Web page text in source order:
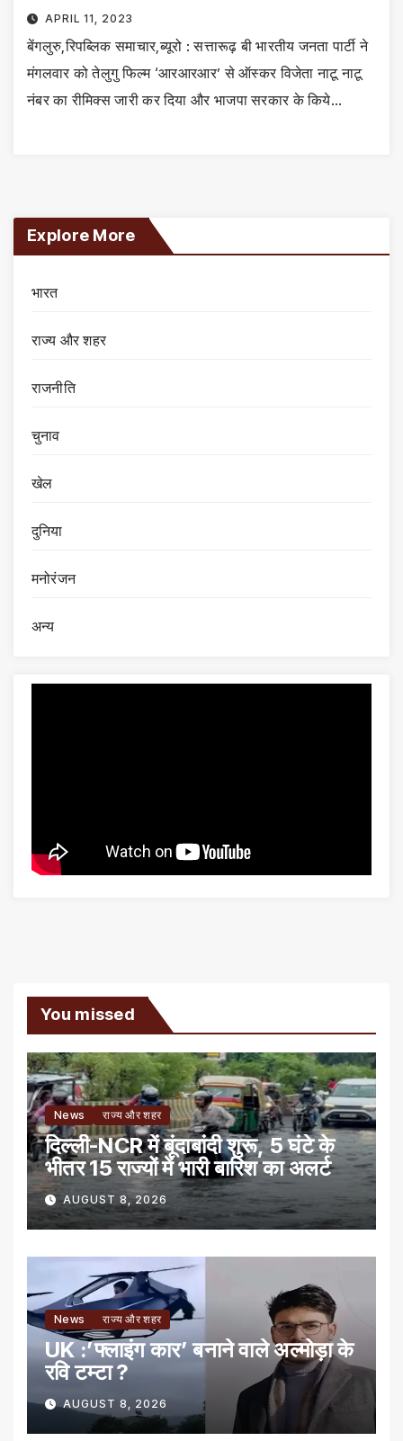
APRIL 11, 2023
बेंगलुरु,रिपब्लिक समाचार,ब्यूरो : सत्तारूढ़ बी भारतीय जनता पार्टी ने
मंगलवार को तेलुगु फिल्म ‘आरआरआर’ से ऑस्कर विजेता नाटू नाटू
नंबर का रीमिक्स जारी कर दिया और भाजपा सरकार के किये…
Explore More
भारत
राज्य और शहर
राजनीति
चुनाव
खेल
दुनिया
मनोरंजन
अन्य
You missed
News राज्य और शहर
दिल्ली-NCR में बूंदाबांदी शुरू, 5 घंटे के
भीतर 15 राज्यों में भारी बारिश का अलर्ट
AUGUST 8, 2026
News राज्य और शहर
UK :’फ्लाइंग कार’ बनाने वाले अल्मोड़ा के
रवि टम्टा ?
AUGUST 8, 2026